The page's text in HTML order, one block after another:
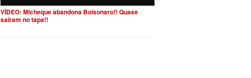
VÍDEO: Micheque abandona Bolsonaro!! Quase
saíram no tapa!!